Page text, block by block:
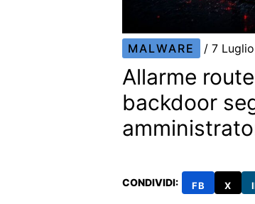
MALWARE /7
Allarme
backdoor
CONDIVIDI: FB X